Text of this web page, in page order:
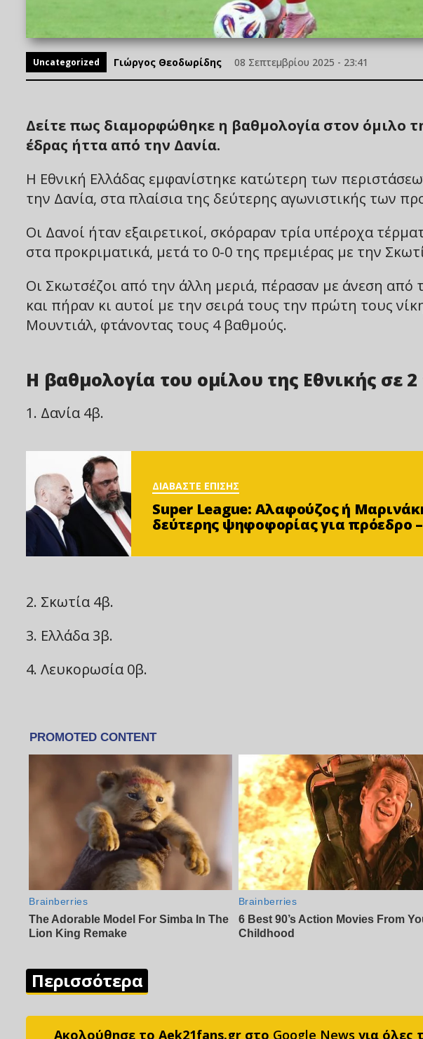
Uncategorized Γιώργος Θεοδωρίδης 08 Σεπτεμβρίου 2025 - 23:41
Δείτε πως διαμορφώθηκε η βαθμολογία στον όμιλο
έδρας ήττα από την Δανία.
Η Εθνική Ελλάδας εμφανίστηκε κατώτερη των
την Δανία, στα πλαίσια της δεύτερης αγωνιστικής των
Οι Δανοί ήταν εξαιρετικοί, σκόραραν τρία υπέροχα
στα προκριματικά, μετά το 0-0 της πρεμιέρας με την
Οι Σκωτσέζοι από την άλλη μεριά, πέρασαν με άνεση από
και πήραν κι αυτοί με την σειρά τους την πρώτη τους
Μουντιάλ, φτάνοντας τους 4 βαθμούς.
Η βαθμολογία του ομίλου της Εθνικής σε
1. Δανία 4β.
ΔΙΑΒΑΣΤΕ ΕΠΙΣΗΣ
Super League: Αλαφούζος ή
δεύτερης ψηφοφορίας για πρόεδρο
2. Σκωτία 4β.
3. Ελλάδα 3β.
4. Λευκορωσία 0β.
Περισσότερα
Ακολούθησε το Aek21fans.gr στο Google News για όλες